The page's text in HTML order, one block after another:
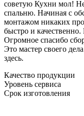
советую Кухни мол!
спальню. Начиная с
монтажом никаких
быстро и
Огромное спасибо
Это мастер своего
здесь.
Качество продукции
Уровень сервиса
Срок изготовления